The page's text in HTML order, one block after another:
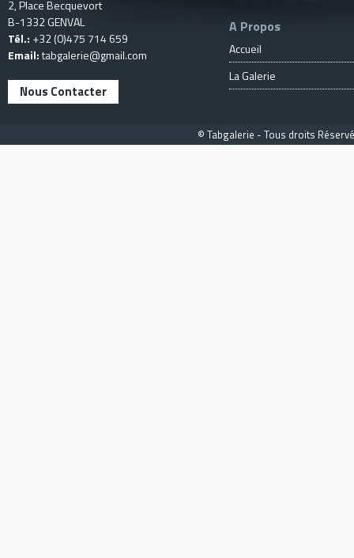
2, Place Becquevort
B-1332 GENVAL
Tél.: +32 (0)475 714 659
Email:tabgalerie@gmail.com
Nous Contacter
A Propos
Accueil
La Galerie
© Tabgalerie - Tous droits